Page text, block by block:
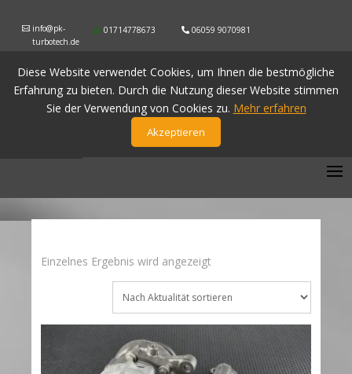
info@pk-
turbotech.de
Diese Website verwendet Cookies, um Ihnen die bestmögliche
Erfahrung zu bieten. Durch die Nutzung dieser Website stimmen
Sie der Verwendung von Cookies zu. Mehr erfahren
Akzeptieren
01714778673 06059 9070981
Einzelnes Ergebnis wird angezeigt